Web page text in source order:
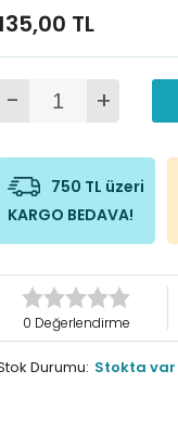
TL
- +
750 TL üzeri
KARGO BEDAVA!
0 Değerlendirme
Durumu: Stokta var